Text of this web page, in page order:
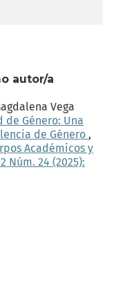
autor/a
Vega
Género: Una
de Género ,
Académicos y
Núm. 24 (2025):